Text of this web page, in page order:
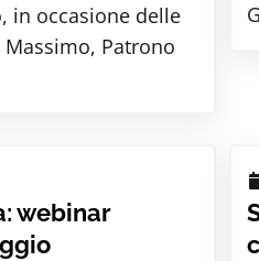
in occasione delle
Patrono
webinar